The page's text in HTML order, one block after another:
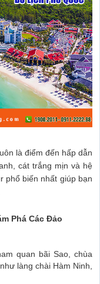
là điểm đến hấp dẫn
cát trắng mịn và hệ
phổ biến nhất giúp bạn
Phá Các Đảo
quan bãi Sao, chùa
làng chài Hàm Ninh,